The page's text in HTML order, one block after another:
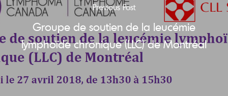
Previous Post
Groupe de soutien de la leucémie
lymphoïde chronique (LLC) de Montréal